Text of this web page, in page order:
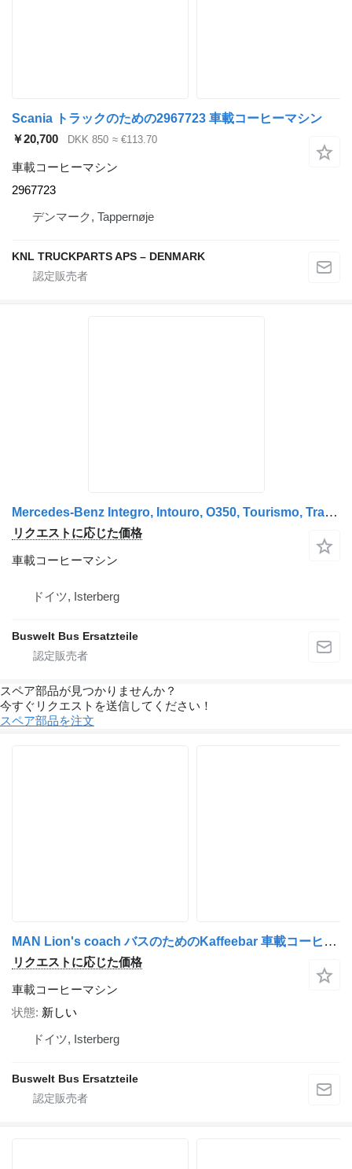
Scania トラックのための2967723 車載コーヒーマシン
￥20,700
DKK 850 ≈ €113.70
車載コーヒーマシン
2967723
デンマーク, Tappernøje
KNL TRUCKPARTS APS – DENMARK
Mercedes-Benz Integro, Intouro, O350, Tourismo, Travego バスのための車載コーヒーマシン
リクエストに応じた価格
車載コーヒーマシン
ドイツ, Isterberg
Buswelt Bus Ersatzteile
スペア部品が見つかりませんか？
今すぐリクエストを送信してください！
スペア部品を注文
MAN Lion's coach バスのためのKaffeebar 車載コーヒーマシン
リクエストに応じた価格
車載コーヒーマシン
状態 新しい
ドイツ, Isterberg
Buswelt Bus Ersatzteile